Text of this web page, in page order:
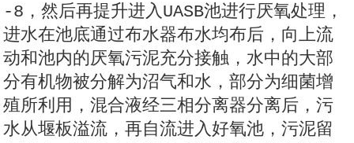
-8，然后再提升进入UASB池进行厌氧处理，
进水在池底通过布水器布水均布后，向上流
动和池内的厌氧污泥充分接触，水中的大部
分有机物被分解为沼气和水，部分为细菌增
殖所利用，混合液经三相分离器分离后，污
水从堰板溢流，再自流进入好氧池，污泥留